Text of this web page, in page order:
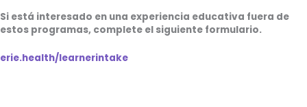
Si está interesado en una experiencia educativa fuera de
estos programas, complete el siguiente formulario.
erie.health/learnerintake